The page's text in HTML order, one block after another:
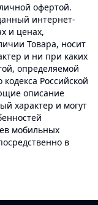
офертой.
интернет-
и ценах,
Товара, носит
и ни при каких
определяемой
Российской
описание
характер и могут
мобильных
в